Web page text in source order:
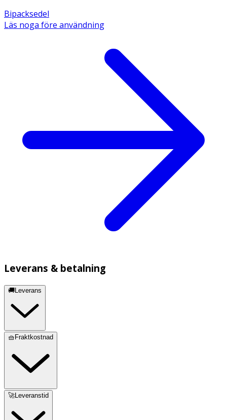
Bipacksedel
Läs noga före användning
Leverans & betalning
🚚Leverans
🧺Fraktkostnad
🚀Leveranstid